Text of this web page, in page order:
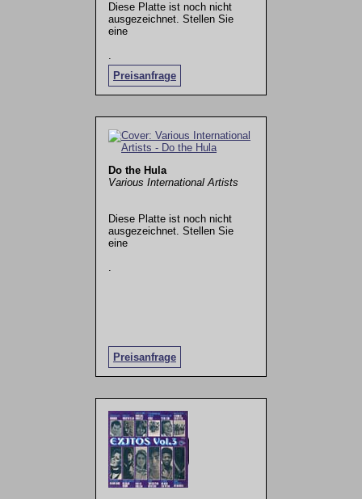
Diese Platte ist noch nicht
ausgezeichnet. Stellen Sie
eine
Preisanfrage
.
Do the Hula
Various International Artists
Diese Platte ist noch nicht
ausgezeichnet. Stellen Sie
eine
Preisanfrage